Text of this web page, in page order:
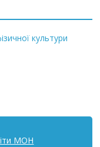
культури
МОН